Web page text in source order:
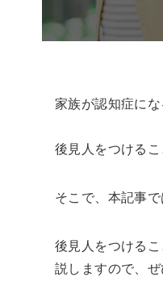
家族が認知症に
後見人をつける
そこで、本記事
後見人をつける
説しますので、ぜ